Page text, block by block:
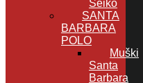
Seiko
SANTA
BARBARA
POLO
Muški
Santa
Barbara